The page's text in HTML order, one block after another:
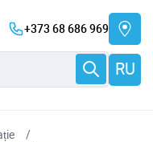
+373 68 686 969
RU